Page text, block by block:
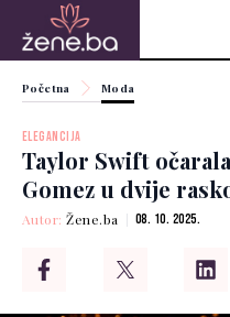
Početna Moda
ELEGANCIJA
Taylor Swift
Gomez u dvije
Autor:Žene.ba 08. 10. 2025.